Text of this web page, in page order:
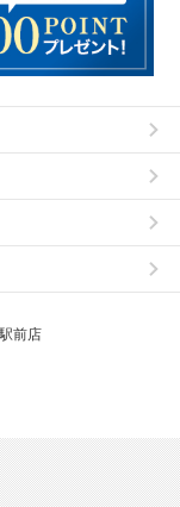
前店